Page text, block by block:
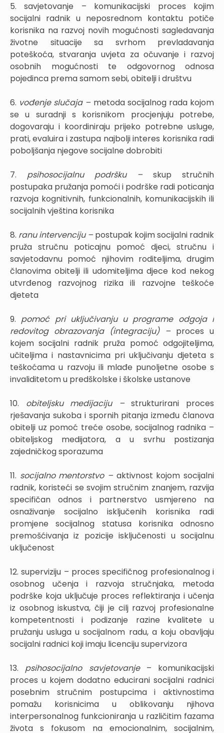
5. savjetovanje – komunikacijski proces kojim
socijalni radnik u neposrednom kontaktu potiče
korisnika na razvoj novih mogućnosti sagledavanja
životne situacije sa svrhom prevladavanja
poteškoća, stvaranja uvjeta za očuvanje i razvoj
osobnih mogućnosti te odgovornog odnosa
pojedinca prema samom sebi, obitelji i društvu
6. vođenje slučaja – metoda socijalnog rada kojom
se u suradnji s korisnikom procjenjuju potrebe,
dogovaraju i koordiniraju prijeko potrebne usluge,
prati, evaluira i zastupa najbolji interes korisnika radi
poboljšanja njegove socijalne dobrobiti
7. psihosocijalnu podršku – skup stručnih
postupaka pružanja pomoći i podrške radi poticanja
razvoja kognitivnih, funkcionalnih, komunikacijskih ili
socijalnih vještina korisnika
8. ranu intervenciju – postupak kojim socijalni radnik
pruža stručnu poticajnu pomoć djeci, stručnu i
savjetodavnu pomoć njihovim roditeljima, drugim
članovima obitelji ili udomiteljima djece kod nekog
utvrđenog razvojnog rizika ili razvojne teškoće
djeteta
9. pomoć pri uključivanju u programe odgoja i
redovitog obrazovanja (integraciju) – proces u
kojem socijalni radnik pruža pomoć odgojiteljima,
učiteljima i nastavnicima pri uključivanju djeteta s
teškoćama u razvoju ili mlađe punoljetne osobe s
invaliditetom u predškolske i školske ustanove
10. obiteljsku medijaciju –strukturirani proces
rješavanja sukoba i spornih pitanja između članova
obitelji uz pomoć treće osobe, socijalnog radnika –
obiteljskog medijatora, a u svrhu postizanja
zajedničkog sporazuma
11. socijalno mentorstvo – aktivnost kojom socijalni
radnik, koristeći se svojim stručnim znanjem, razvija
specifičan odnos i partnerstvo usmjereno na
osnaživanje socijalno isključenih korisnika radi
promjene socijalnog statusa korisnika odnosno
premošćivanja iz pozicije isključenosti u socijalnu
uključenost
12. superviziju – proces specifičnog profesionalnog i
osobnog učenja i razvoja stručnjaka, metoda
podrške koja uključuje proces reflektiranja i učenja
iz osobnog iskustva, čiji je cilj razvoj profesionalne
kompetentnosti i podizanje razine kvalitete u
pružanju usluga u socijalnom radu, a koju obavljaju
socijalni radnici koji imaju licenciju supervizora
13. psihosocijalno savjetovanje – komunikacijski
proces u kojem dodatno educirani socijalni radnici
posebnim stručnim postupcima i aktivnostima
pomažu korisnicima u oblikovanju njihova
interpersonalnog funkcioniranja u različitim fazama
života s fokusom na emocionalnim, socijalnim,